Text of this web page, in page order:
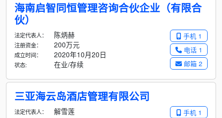
海南启智同恒管理咨询合伙企业（有限合
伙）
手机 1
电话 1
邮箱 2
法定代表人： 陈炳赫
注册资金： 200万元
成立时间： 2020年10月20日
状态: 在业/存续
三亚海云岛酒店管理有限公司
手机 1
法定代表人： 解雪莲